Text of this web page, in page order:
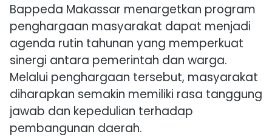
Bappeda Makassar menargetkan program
penghargaan masyarakat dapat menjadi
agenda rutin tahunan yang memperkuat
sinergi antara pemerintah dan warga.
Melalui penghargaan tersebut, masyarakat
diharapkan semakin memiliki rasa tanggung
jawab dan kepedulian terhadap
pembangunan daerah.